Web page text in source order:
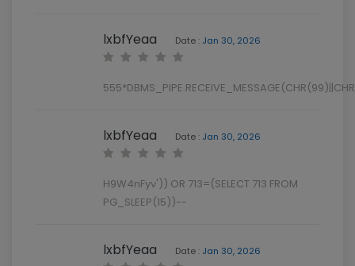
lxbfYeaa Date : Jan 30, 2026
lxbfYeaa Date : Jan 30, 2026
H9W4nFyv')) OR 713=(SELECT 713 FROM
PG_SLEEP(15))--
lxbfYeaa Date : Jan 30, 2026